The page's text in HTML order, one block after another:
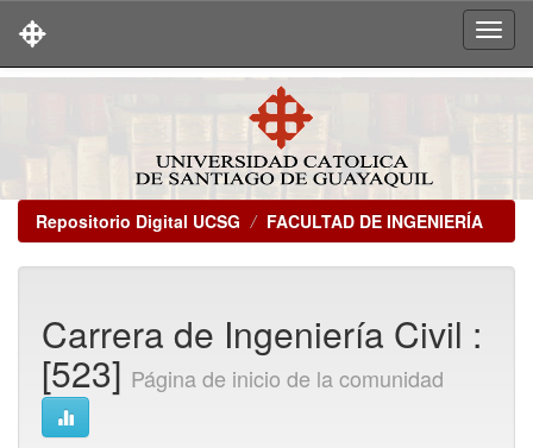
Repositorio Digital UCSG FACULTAD DE INGENIERÍA
Carrera de Ingeniería Civil :
[523] Página de inicio de la comunidad